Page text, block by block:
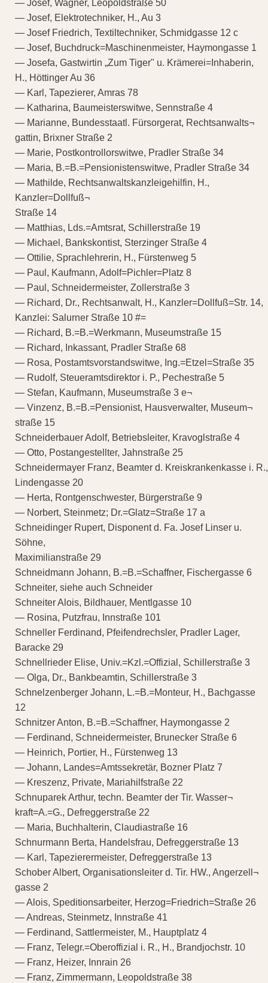
— Josef, Wagner, Leopoldstraße 50
— Josef, Elektrotechniker, H., Au 3
— Josef Friedrich, Textiltechniker, Schmidgasse 12 c
— Josef, Buchdruck=Maschinenmeister, Haymongasse 1
— Josefa, Gastwirtin „Zum Tiger" u. Krämerei=Inhaberin,
H., Höttinger Au 36
— Karl, Tapezierer, Amras 78
— Katharina, Baumeisterswitwe, Sennstraße 4
— Marianne, Bundesstaatl. Fürsorgerat, Rechtsanwalts¬
gattin, Brixner Straße 2
— Marie, Postkontrollorswitwe, Pradler Straße 34
— Maria, B.=B.=Pensionistenswitwe, Pradler Straße 34
— Mathilde, Rechtsanwaltskanzleigehilfin, H.,
Kanzler=Dollfuß¬
Straße 14
— Matthias, Lds.=Amtsrat, Schillerstraße 19
— Michael, Bankskontist, Sterzinger Straße 4
— Ottilie, Sprachlehrerin, H., Fürstenweg 5
— Paul, Kaufmann, Adolf=Pichler=Platz 8
— Paul, Schneidermeister, Zollerstraße 3
— Richard, Dr., Rechtsanwalt, H., Kanzler=Dollfuß=Str. 14,
Kanzlei: Salurner Straße 10 #=
— Richard, B.=B.=Werkmann, Museumstraße 15
— Richard, Inkassant, Pradler Straße 68
— Rosa, Postamtsvorstandswitwe, Ing.=Etzel=Straße 35
— Rudolf, Steueramtsdirektor i. P., Pechestraße 5
— Stefan, Kaufmann, Museumstraße 3 e¬
— Vinzenz, B.=B.=Pensionist, Hausverwalter, Museum¬
straße 15
Schneiderbauer Adolf, Betriebsleiter, Kravoglstraße 4
— Otto, Postangestellter, Jahnstraße 25
Schneidermayer Franz, Beamter d. Kreiskrankenkasse i. R.,
Lindengasse 20
— Herta, Rontgenschwester, Bürgerstraße 9
— Norbert, Steinmetz; Dr.=Glatz=Straße 17 a
Schneidinger Rupert, Disponent d. Fa. Josef Linser u.
Söhne,
Maximilianstraße 29
Schneidmann Johann, B.=B.=Schaffner, Fischergasse 6
Schneiter, siehe auch Schneider
Schneiter Alois, Bildhauer, Mentlgasse 10
— Rosina, Putzfrau, Innstraße 101
Schneller Ferdinand, Pfeifendrechsler, Pradler Lager,
Baracke 29
Schnellrieder Elise, Univ.=Kzl.=Offizial, Schillerstraße 3
— Olga, Dr., Bankbeamtin, Schillerstraße 3
Schnelzenberger Johann, L.=B.=Monteur, H., Bachgasse
12
Schnitzer Anton, B.=B.=Schaffner, Haymongasse 2
— Ferdinand, Schneidermeister, Brunecker Straße 6
— Heinrich, Portier, H., Fürstenweg 13
— Johann, Landes=Amtssekretär, Bozner Platz 7
— Kreszenz, Private, Mariahilfstraße 22
Schnuparek Arthur, techn. Beamter der Tir. Wasser¬
kraft=A.=G., Defreggerstraße 22
— Maria, Buchhalterin, Claudiastraße 16
Schnurmann Berta, Handelsfrau, Defreggerstraße 13
— Karl, Tapezierermeister, Defreggerstraße 13
Schober Albert, Organisationsleiter d. Tir. HW., Angerzell¬
gasse 2
— Alois, Speditionsarbeiter, Herzog=Friedrich=Straße 26
— Andreas, Steinmetz, Innstraße 41
— Ferdinand, Sattlermeister, M., Hauptplatz 4
— Franz, Telegr.=Oberoffizial i. R., H., Brandjochstr. 10
— Franz, Heizer, Innrain 26
— Franz, Zimmermann, Leopoldstraße 38